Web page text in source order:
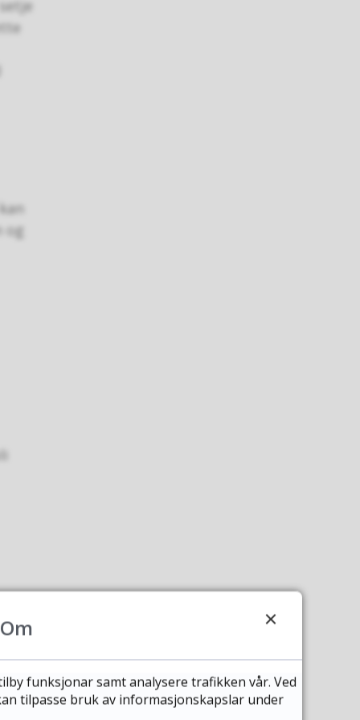
og
vi
Om
funksjonar samt analysere trafikken vår. Ved
tilpasse bruk av informasjonskapslar under